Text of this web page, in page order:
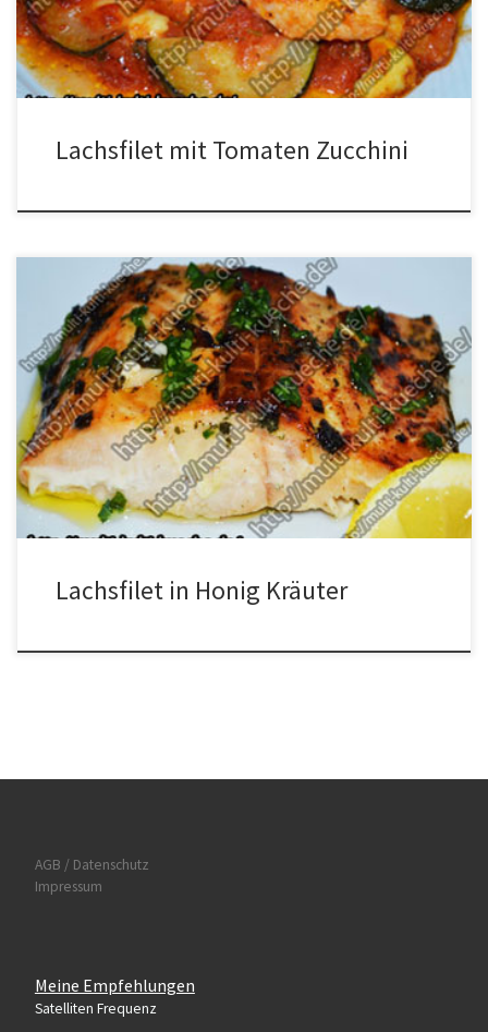
Basilikum würzen. 10 Minuten köcheln lassen, dann in […]
Lachsfilet mit Tomaten Zucchini
Zutaten für Lachsfilet in Honig Kräuter 750g Lachsfilet Zum
bestreuen:etwas Basilikum Für die Marinade:3EL. Honig5 EL.
Italienische Kräuter5 EL. Oliven ÖlSalz und Pfeffer Zubereitung für
Lachsfilet in Honig Kräuter Öl, Kräuter und Honig vermischen. Den
Lachs in eine Form legen und mit Salz und Pfeffer würzen. Nun die
Marinade über […]
Lachsfilet in Honig Kräuter
AGB / Datenschutz
Impressum
Meine Empfehlungen
Satelliten Frequenz